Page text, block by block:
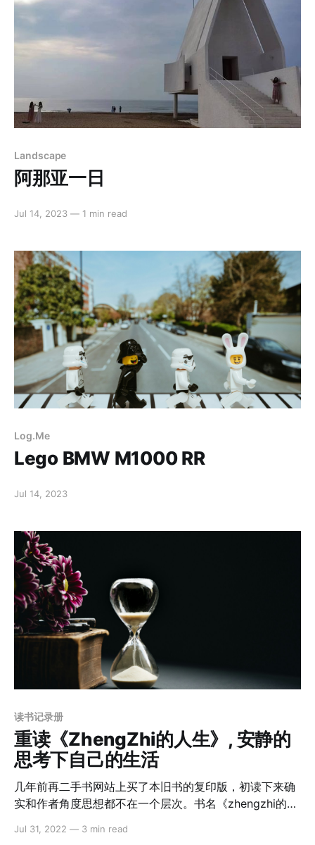
Landscape
阿那亚一日
Jul 14, 2023 — 1 min read
Log.Me
Lego BMW M1000 RR
Jul 14, 2023
读书记录册
重读《ZhengZhi的人生》, 安静的
思考下自己的生活
几年前再二手书网站上买了本旧书的复印版，初读下来确
实和作者角度思想都不在一个层次。书名《zhengzhi的人
起这本书： 先少摘几段： 生活在这个世界上的人，有的
Jul 31, 2022 — 3 min read